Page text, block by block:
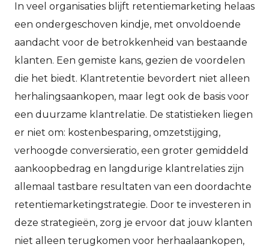
In veel organisaties blijft retentiemarketing helaas
een ondergeschoven kindje, met onvoldoende
aandacht voor de betrokkenheid van bestaande
klanten. Een gemiste kans, gezien de voordelen
die het biedt. Klantretentie bevordert niet alleen
herhalingsaankopen, maar legt ook de basis voor
een duurzame klantrelatie. De statistieken liegen
er niet om: kostenbesparing, omzetstijging,
verhoogde conversieratio, een groter gemiddeld
aankoopbedrag en langdurige klantrelaties zijn
allemaal tastbare resultaten van een doordachte
retentiemarketingstrategie. Door te investeren in
deze strategieën, zorg je ervoor dat jouw klanten
niet alleen terugkomen voor herhaalaankopen,